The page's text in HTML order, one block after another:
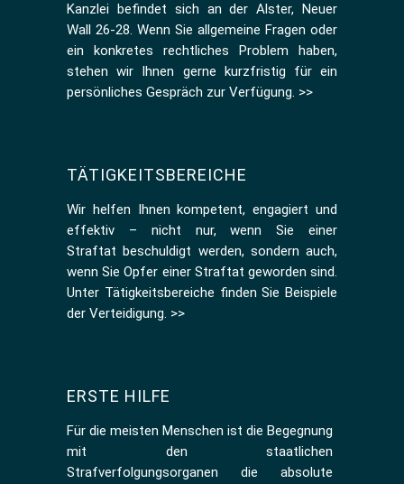
Kanzlei befindet sich an der Alster, Neuer
Wall 26-28. Wenn Sie allgemeine Fragen oder
ein konkretes rechtliches Problem haben,
stehen wir Ihnen gerne kurzfristig für ein
persönliches Gespräch zur Verfügung. >>
TÄTIGKEITSBEREICHE
Wir helfen Ihnen kompetent, engagiert und
effektiv – nicht nur, wenn Sie einer
Straftat beschuldigt werden, sondern auch,
wenn Sie Opfer einer Straftat geworden sind.
Unter Tätigkeitsbereiche finden Sie Beispiele
der Verteidigung. >>
ERSTE HILFE
Für die meisten Menschen ist die Begegnung
mit den staatlichen
Strafverfolgungsorganen die absolute